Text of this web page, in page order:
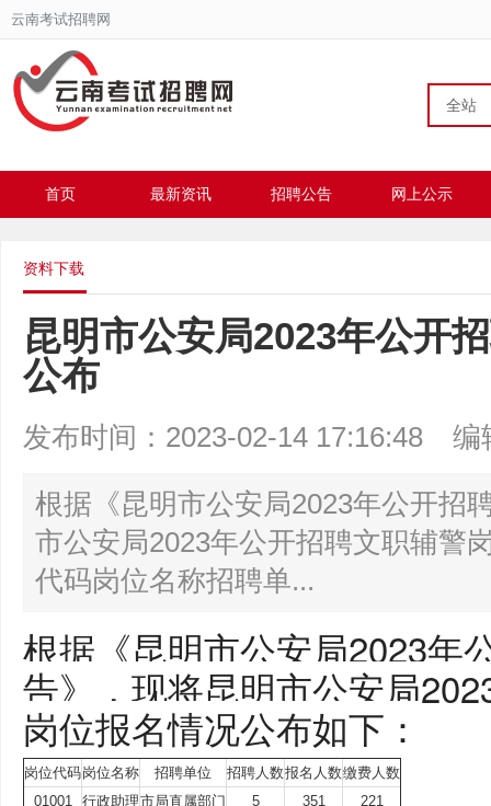
云南考试招聘网
全站
首页 最新资讯 招聘公告 网上公示
资料下载
昆明市公安局2023年公开
公布
发布时间：2023-02-14 17:16:48 编
根据《昆明市公安局2023年公开招
市公安局2023年公开招聘文职辅警
代码岗位名称招聘单...
根据《昆明市公安局2023年
告》，现将昆明市公安局
岗位报名情况公布如下：
岗位代码岗位名称 招聘单位 招聘人数报名人数缴费人数
01001
行政助理市局直属部门 5 351
221